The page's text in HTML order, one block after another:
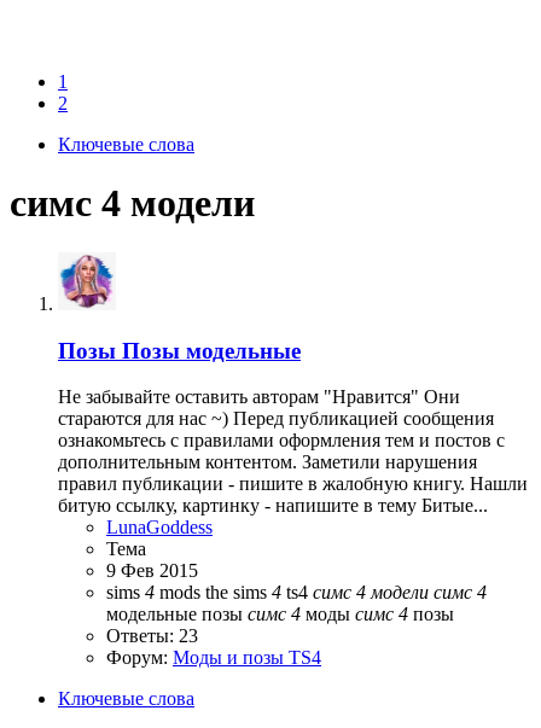
1
2
Ключевые слова
симс 4 модели
Позы Позы модельные
Не забывайте оставить авторам "Нравится" Они
стараются для нас ~) Перед публикацией сообщения
ознакомьтесь с правилами оформления тем и постов с
дополнительным контентом. Заметили нарушения
правил публикации - пишите в жалобную книгу. Нашли
битую ссылку, картинку - напишите в тему Битые...
LunaGoddess
Тема
9 Фев 2015
sims 4 mods the sims 4 ts4 симс 4 модели симс 4
модельные позы симс 4 моды симс 4 позы
Ответы: 23
Форум: Моды и позы TS4
Ключевые слова